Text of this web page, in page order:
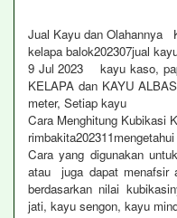
Jual Kayu dan Olahannya
kelapa balok202307jual
9 Jul 2023 kayu kaso,
KELAPA dan KAYU
meter, Setiap kayu
Cara Menghitung Kubikasi
Cara yang digunakan
atau juga dapat menafsir
berdasarkan nilai
jati, kayu sengon, kayu